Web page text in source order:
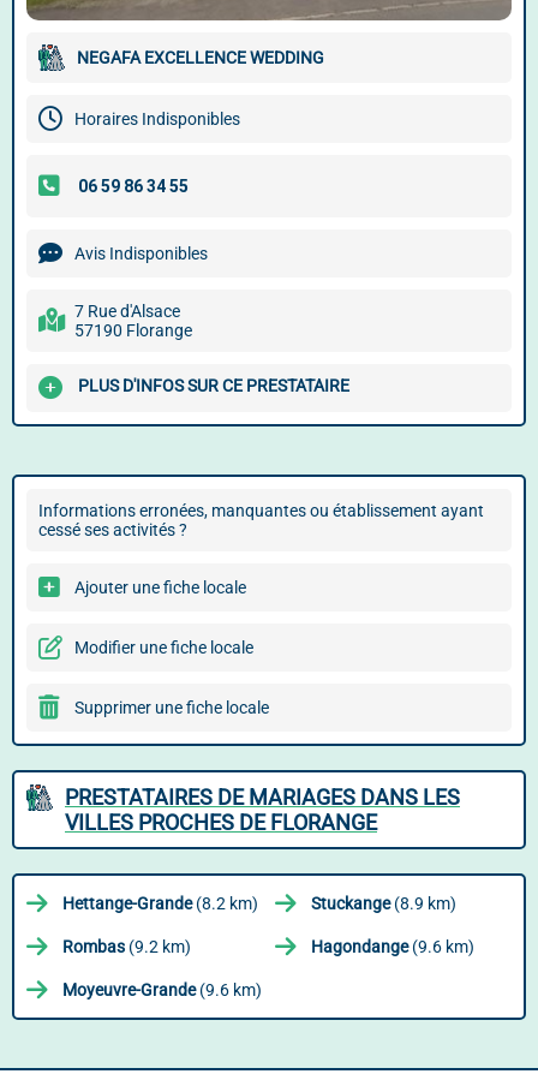
NEGAFA EXCELLENCE WEDDING
Horaires Indisponibles
Avis Indisponibles
7 Rue d'Alsace
57190 Florange
PLUS D'INFOS SUR CE PRESTATAIRE
Informations erronées, manquantes ou établissement ayant
cessé ses activités ?
Ajouter une fiche locale
Modifier une fiche locale
Supprimer une fiche locale
PRESTATAIRES DE MARIAGES DANS LES
VILLES PROCHES DE FLORANGE
Hettange-Grande(8.2 km) Stuckange(8.9 km)
Rombas (9.2 km) Hagondange(9.6 km)
Moyeuvre-Grande(9.6 km)